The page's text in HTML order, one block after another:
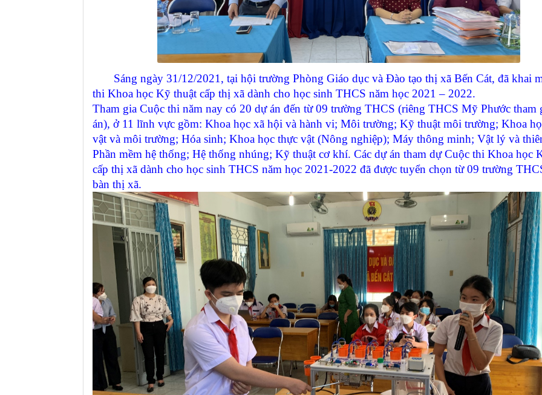
Sáng ngày 31/12/2021, tại hội trường Phòng Giáo dục và Đào tạo thị xã Bến Cát, đã khai
thi Khoa học Kỹ thuật cấp thị xã dành cho học sinh THCS năm học 2021 – 2022.
Tham gia Cuộc thi năm nay có 20 dự án đến từ 09 trường THCS (riêng THCS Mỹ Phước tham
án), ở 11 lĩnh vực gồm: Khoa học xã hội và hành vi; Môi trường; Kỹ thuật môi trường; Khoa
vật và môi trường; Hóa sinh; Khoa học thực vật (Nông nghiệp); Máy thông minh; Vật lý và
Phần mềm hệ thống; Hệ thống nhúng; Kỹ thuật cơ khí. Các dự án tham dự Cuộc thi Khoa học
cấp thị xã dành cho học sinh THCS năm học 2021-2022 đã được tuyển chọn từ 09 trường
bàn thị xã.